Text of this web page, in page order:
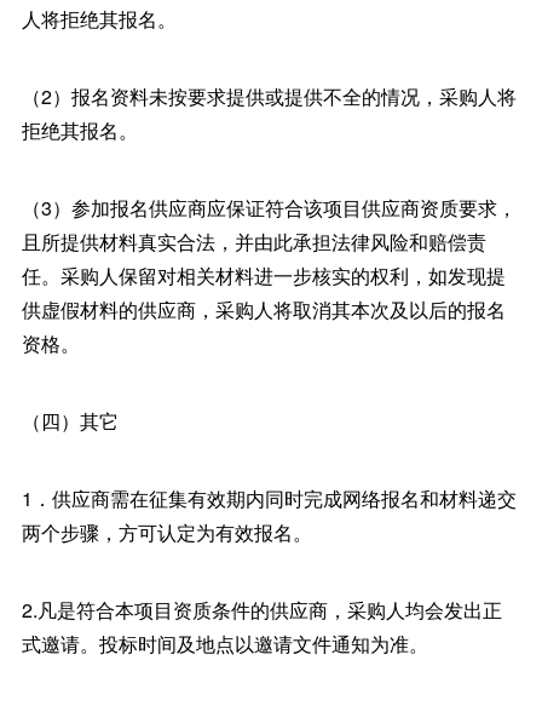
人将拒绝其报名。
（2）报名资料未按要求提供或提供不全的情况，采购人将
拒绝其报名。
（3）参加报名供应商应保证符合该项目供应商资质要求，
且所提供材料真实合法，并由此承担法律风险和赔偿责
任。采购人保留对相关材料进一步核实的权利，如发现提
供虚假材料的供应商，采购人将取消其本次及以后的报名
资格。
（四）其它
1．供应商需在征集有效期内同时完成网络报名和材料递交
两个步骤，方可认定为有效报名。
2.凡是符合本项目资质条件的供应商，采购人均会发出正
式邀请。投标时间及地点以邀请文件通知为准。